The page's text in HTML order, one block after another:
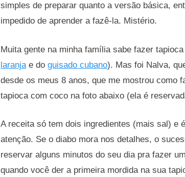
simples de preparar quanto a versão básica,
impedido de aprender a fazê-la. Mistério.
Muita gente na minha família sabe fazer
laranjae do guisado cubano). Mas foi Nalva,
desde os meus 8 anos, que me mostrou como
tapioca com coco na foto abaixo (ela é
A receita só tem dois ingredientes (mais sal) e
atenção. Se o diabo mora nos detalhes, o
reservar alguns minutos do seu dia pra fazer
quando você der a primeira mordida na sua